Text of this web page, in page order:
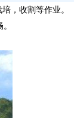
，收割等作业。